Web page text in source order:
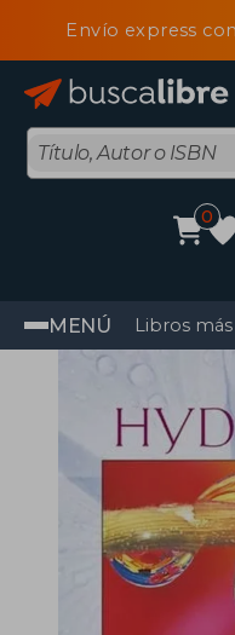
Envío express
0
MENÚ Libros